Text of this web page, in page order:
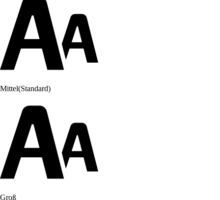
Mittel(Standard)
Groß